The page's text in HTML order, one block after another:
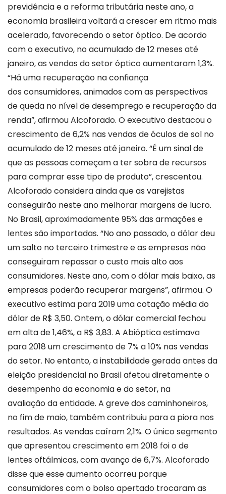
previdência e a reforma tributária neste ano, a
economia brasileira voltará a crescer em ritmo mais
acelerado, favorecendo o setoróptico. De acordo
com o executivo, no acumulado de 12 meses até
janeiro, as vendas do setor óptico aumentaram 1,3%.
“Há uma recuperação na confiança
dos consumidores, animados com as perspectivas
de queda no nível de desemprego e recuperação da
renda”, afirmou Alcoforado. O executivo destacou o
crescimento de 6,2% nas vendas de óculos de sol no
acumulado de 12 meses até janeiro. “É um sinal de
que as pessoas começam a ter sobra de recursos
para comprar esse tipo de produto”, crescentou.
Alcoforado considera ainda que as varejistas
conseguirão neste ano melhorar margens de lucro.
No Brasil, aproximadamente 95% das armações e
lentes são importadas. “No ano passado, o dólar deu
um salto no terceiro trimestre e as empresas não
conseguiram repassar o custo mais alto aos
consumidores. Neste ano, com o dólar mais baixo, as
empresas poderão recuperar margens”, afirmou. O
executivo estima para 2019 uma cotação média do
dólar de R$ 3,50. Ontem, o dólar comercial fechou
em alta de 1,46%, a R$ 3,83. A Abióptica estimava
para 2018 um crescimento de 7% a 10% nas vendas
do setor. No entanto, a instabilidade gerada antes da
eleição presidencial no Brasil afetou diretamente o
desempenho da economia e do setor, na
avaliação da entidade. A greve dos caminhoneiros,
no fim de maio, também contribuiu para a piora nos
resultados. As vendas caíram 2,1%. O único segmento
que apresentou crescimento em 2018 foi o de
lentes oftálmicas, com avanço de 6,7%. Alcoforado
disse que esse aumento ocorreu porque
consumidores com o bolso apertado trocaram as